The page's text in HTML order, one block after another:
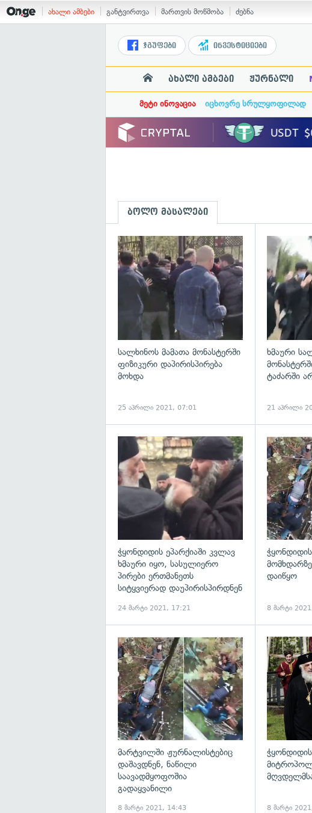
ახალი ამბები განტვირთვა მართვის მოწმობა ძებნა
ჯგუფები ინვესტიციები
ახალი ამბები ჟურნალი
მეტი ინოვაცია იცხოვრე სრულყოფილად
ბოლო მასალები
გადახედვა
სალხინოს მამათა მონასტერში
ფიზიკური დაპირისპირება
მოხდა
25 აპრილი 2021, 07:01
ხმაური
ტაძარში
21 აპრილი
გადახედვა
ჭყონდიდის ეპარქიაში კვლავ
ხმაური იყო, სასულიერო
პირები ერთმანეთს
სიტყვიერად დაუპირისპირდნენ
24 მარტი 2021, 17:21
დაიწყო
8 მარტი
გადახედვა
მარტვილში ჟურნალისტებიც
დაშავდნენ, ნაწილი
საავადმყოფოშია
გადაყვანილი
8 მარტი 2021, 14:43 8 მარტი